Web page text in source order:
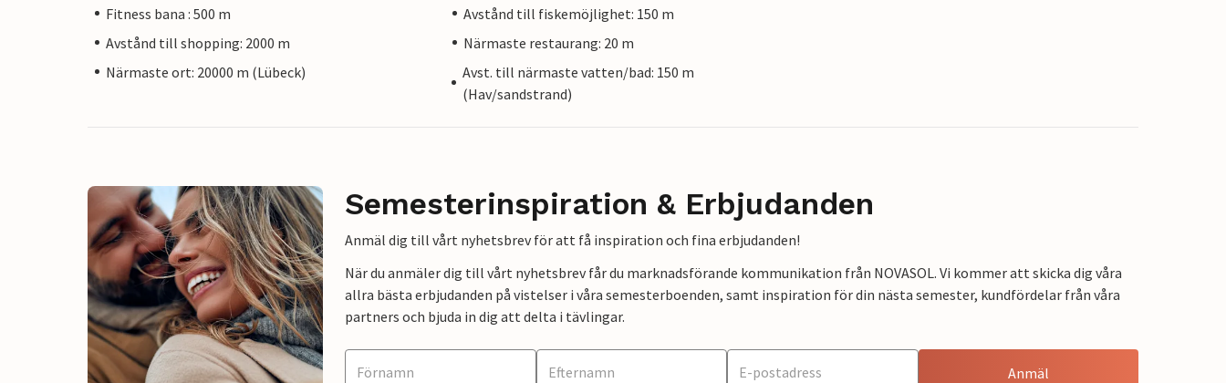
Fitness bana : 500 m
Avstånd till fiskemöjlighet: 150 m
Avstånd till shopping: 2000 m
Närmaste restaurang: 20 m
Närmaste ort: 20000 m (Lübeck)
Avst. till närmaste vatten/bad: 150 m
(Hav/sandstrand)
Semesterinspiration & Erbjudanden
Anmäl dig till vårt nyhetsbrev för att få inspiration och fina erbjudanden!
När du anmäler dig till vårt nyhetsbrev får du marknadsförande kommunikation från NOVASOL. Vi kommer att skicka dig våra
allra bästa erbjudanden på vistelser i våra semesterboenden, samt inspiration för din nästa semester, kundfördelar från våra
partners och bjuda in dig att delta i tävlingar.
Anmäl